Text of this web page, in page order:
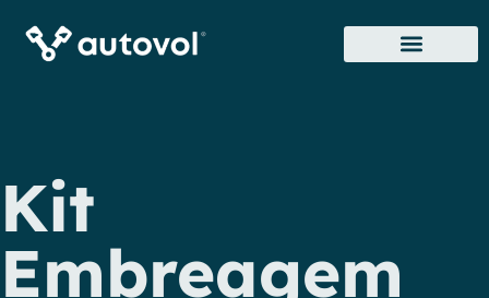
Kit
Embreagem